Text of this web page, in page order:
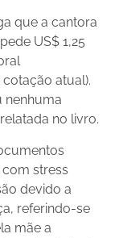
que a cantora
US$ 1,25
atual).
nenhuma
no livro.
stress
devido a
referindo-se
mãe a